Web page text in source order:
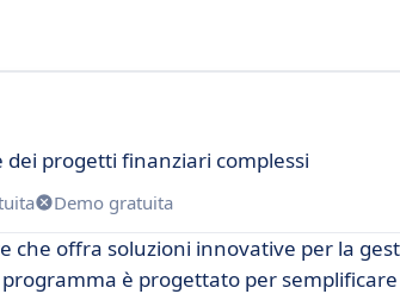
dei progetti finanziari complessi
Demo gratuita
che offra soluzioni innovative per la
è progettato per